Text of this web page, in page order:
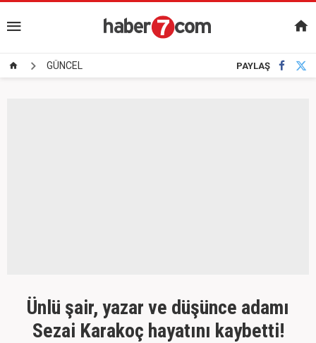
GÜNCEL PAYLAŞ
Ünlü şair, yazar ve düşünce adamı
Sezai Karakoç hayatını kaybetti!